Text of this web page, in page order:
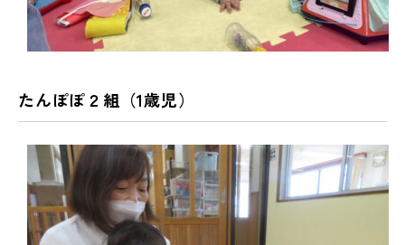
たんぽぽ２組（1歳児）